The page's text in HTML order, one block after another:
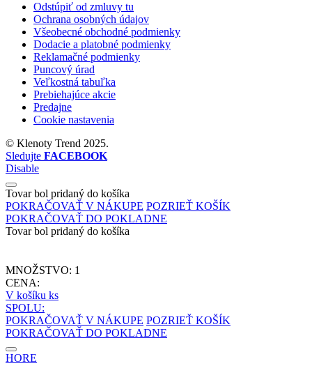
Odstúpiť od zmluvy tu
Ochrana osobných údajov
Všeobecné obchodné podmienky
Dodacie a platobné podmienky
Reklamačné podmienky
Puncový úrad
Veľkostná tabuľka
Prebiehajúce akcie
Predajne
Cookie nastavenia
© Klenoty Trend 2025.
Sledujte FACEBOOK
Disable
Tovar bol pridaný do košíka
POKRAČOVAŤ V NÁKUPE POZRIEŤ KOŠÍK
POKRAČOVAŤ DO POKLADNE
Tovar bol pridaný do košíka
MNOŽSTVO: 1
CENA:
V košíku ks
SPOLU:
POKRAČOVAŤ V NÁKUPE POZRIEŤ KOŠÍK
POKRAČOVAŤ DO POKLADNE
HORE